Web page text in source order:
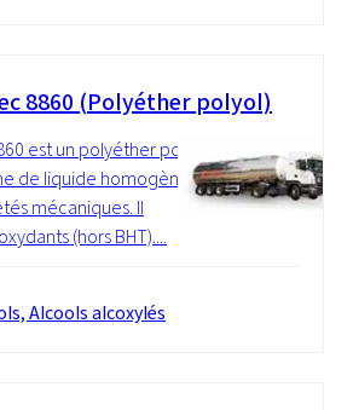
8860 (Polyéther polyol)
est un polyéther polyol.
de liquide homogène
mécaniques. Il
(hors BHT)....
Alcools alcoxylés